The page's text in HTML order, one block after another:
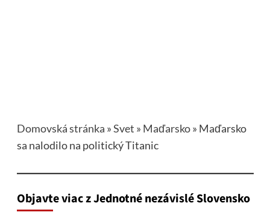
Domovská stránka »Svet » Maďarsko» Maďarsko
sa nalodilo na politický Titanic
Objavte viac z Jednotné nezávislé Slovensko